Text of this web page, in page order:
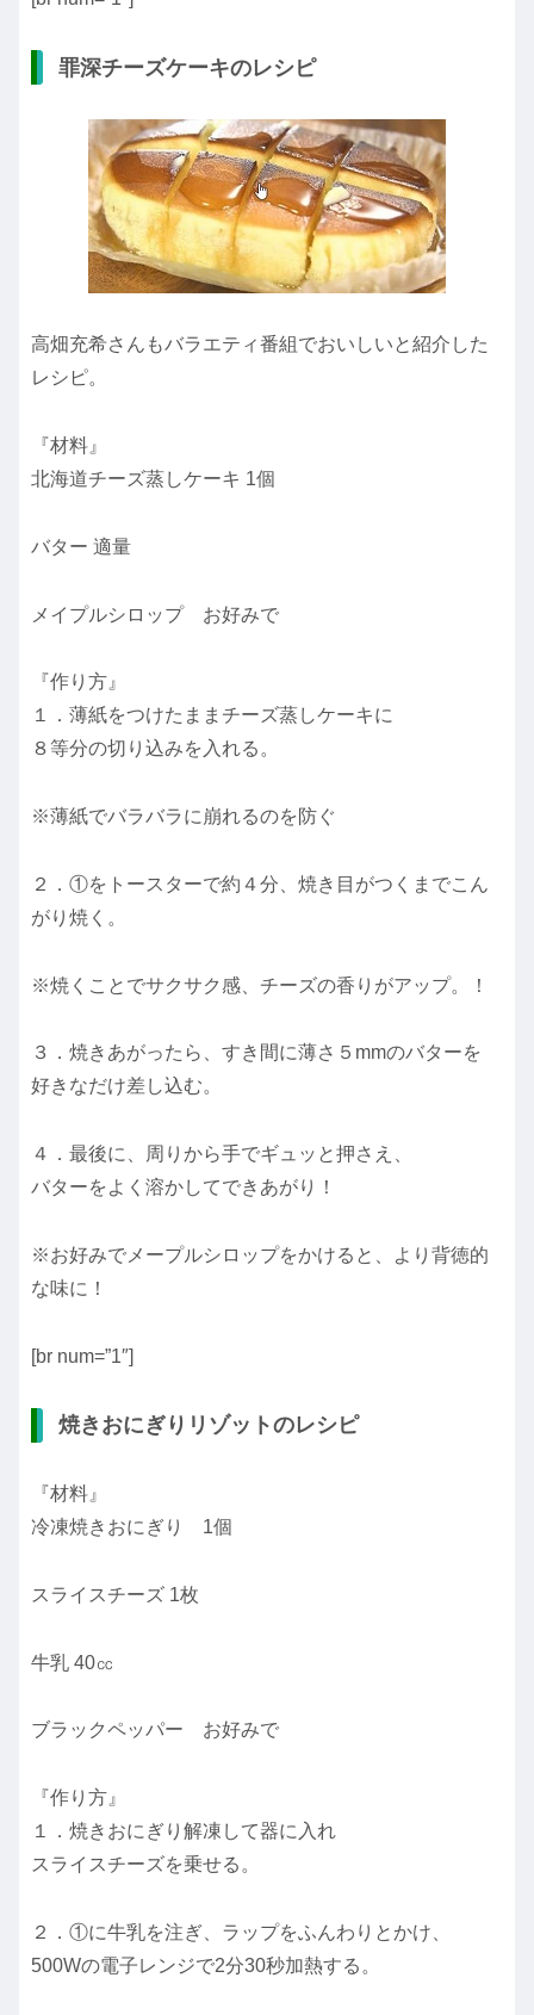
罪深チーズケーキのレシピ
高畑充希さんもバラエティ番組でおいしいと紹介した
レシピ。
『材料』
北海道チーズ蒸しケーキ 1個
バター 適量
メイプルシロップ お好みで
『作り方』
１．薄紙をつけたままチーズ蒸しケーキに
８等分の切り込みを入れる。
※薄紙でバラバラに崩れるのを防ぐ
２．①をトースターで約４分、焼き目がつくまでこん
がり焼く。
※焼くことでサクサク感、チーズの香りがアップ。！
３．焼きあがったら、すき間に薄さ５mmのバターを
好きなだけ差し込む。
４．最後に、周りから手でギュッと押さえ、
バターをよく溶かしてできあがり！
※お好みでメープルシロップをかけると、より背徳的
な味に！
[br num=”1″]
焼きおにぎりリゾットのレシピ
『材料』
冷凍焼きおにぎり 1個
スライスチーズ 1枚
牛乳 40㏄
ブラックペッパー お好みで
『作り方』
１．焼きおにぎり解凍して器に入れ
スライスチーズを乗せる。
２．①に牛乳を注ぎ、ラップをふんわりとかけ、
500Wの電子レンジで2分30秒加熱する。